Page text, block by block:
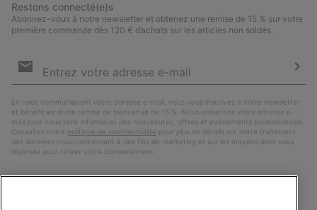
Restons connecté(e)s
Abonnez-vous à notre newsletter et obtenez une remise de 15 % sur votre
première commande dès 120 € d’achats sur les articles non soldés.
par
En nous communiquant votre adresse e-mail, vous vous inscrivez à notre newsletter
et bénéficiez d’une remise de bienvenue de 15 %. Nous utiliserons votre adresse e-
mail pour vous tenir informé(e) des nouveautés, offres et événements promotionnels.
Consultez notre politique de confidentialité pour plus de détails sur notre traitement
des données vous concernant à des fins de marketing et sur les moyens dont vous
disposez pour retirer votre consentement.